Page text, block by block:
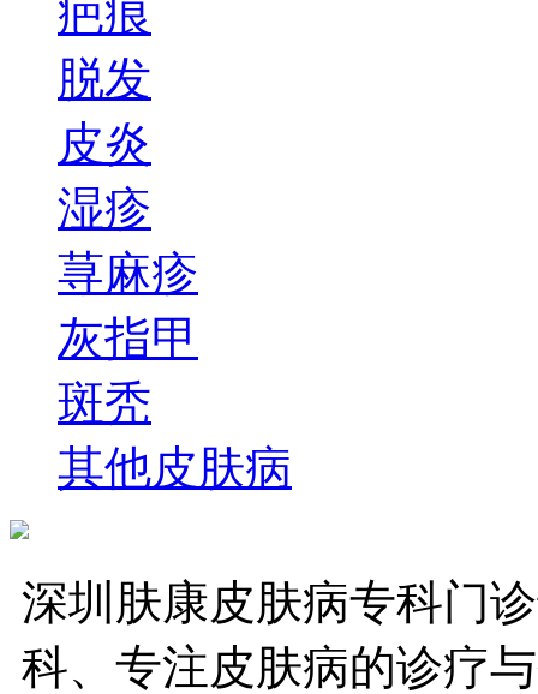
疤痕
脱发
皮炎
湿疹
荨麻疹
灰指甲
斑秃
其他皮肤病
深圳肤康皮肤病专科门
科、专注皮肤病的诊疗